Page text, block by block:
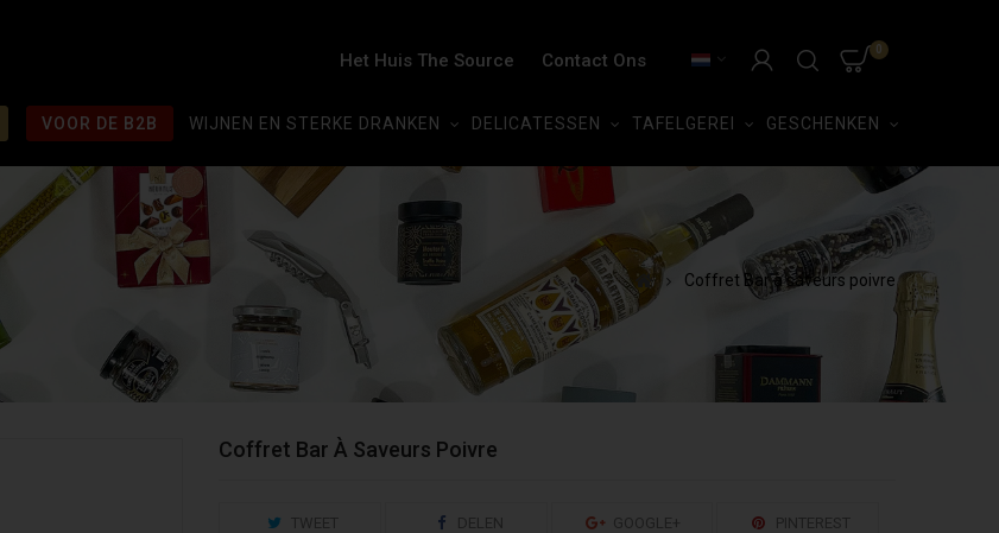
0
Het Huis The Source Contact Ons
VOOR DE B2B WIJNEN EN STERKE DRANKEN DELICATESSEN TAFELGEREI GESCHENKEN
Coffret Bar à saveurs poivre
Coffret Bar À Saveurs Poivre
TWEET DELEN GOOGLE+ PINTEREST